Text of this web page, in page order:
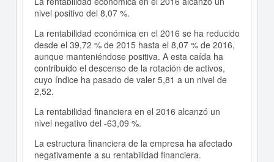
nivel positivo del 8,07 %.
La rentabilidad económica en el 2016 se ha reducido
desde el 39,72 % de 2015 hasta el 8,07 % de 2016,
aunque manteniéndose positiva. A esta caída ha
contribuido el descenso de la rotación de activos,
cuyo índice ha pasado de valer 5,81 a un nivel de
2,52.
La rentabilidad financiera en el 2016 alcanzó un
nivel negativo del -63,09 %.
La estructura financiera de la empresa ha afectado
negativamente a su rentabilidad financiera.